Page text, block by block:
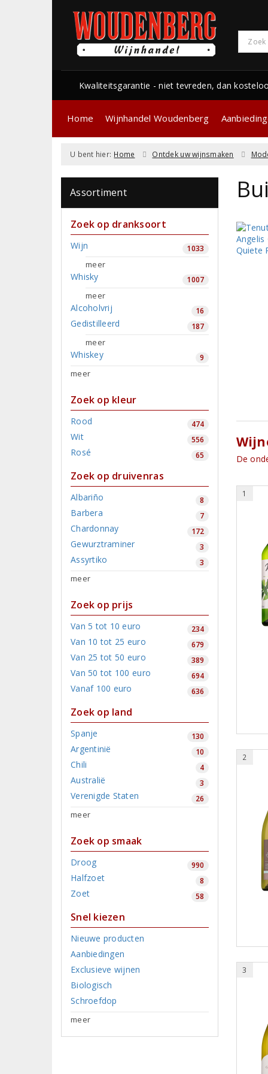
Kwaliteitsgarantie - niet tevreden, dan
Home Wijnhandel Woudenberg
U bent hier: Home Ontdek uw wijnsmaken
Assortiment
Zoek op dranksoort
Wijn 1033
meer
Whisky 1007
meer
Alcoholvrij 16
Gedistilleerd 187
meer
Whiskey 9
meer
Zoek op kleur
Rood 474
Wit 556
Rosé 65
Zoek op druivenras
Albariño 8
Barbera 7
Chardonnay 172
Gewurztraminer 3
Assyrtiko 3
meer
Zoek op prijs
Van 5 tot 10 euro 234
Van 10 tot 25 euro 679
Van 25 tot 50 euro 389
Van 50 tot 100 euro 694
Vanaf 100 euro 636
Zoek op land
Spanje 130
Argentinië 10
Chili 4
Australië 3
Verenigde Staten 26
meer
Zoek op smaak
Droog 990
Halfzoet 8
Zoet 58
Snel kiezen
Nieuwe producten
Aanbiedingen
Exclusieve wijnen
Biologisch
Schroefdop
meer
De
1
2
3